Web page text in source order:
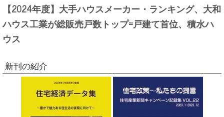
【2024年度】大手ハウスメーカー・ランキング、大和
ハウス工業が総販売戸数トップ=戸建て首位、積水ハ
ウス
新刊の紹介